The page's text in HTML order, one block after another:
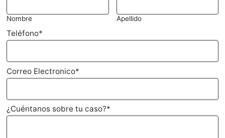
Nombre Apellido
Teléfono*
Correo Electronico*
¿Cuéntanos sobre tu caso?*